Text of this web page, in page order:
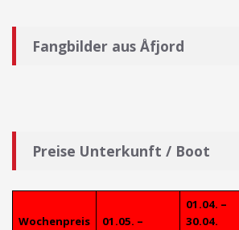
Fangbilder aus Åfjord
Preise Unterkunft / Boot
Wochenpreis
01.05. –
01.04. –
30.04.